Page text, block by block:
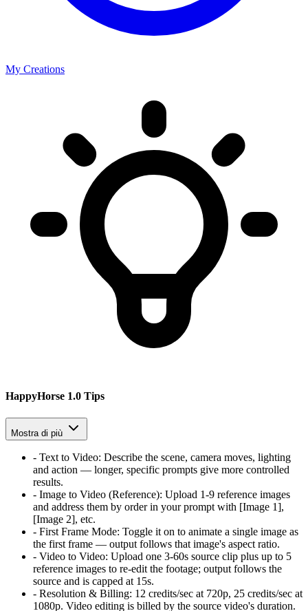
My Creations
HappyHorse 1.0 Tips
Mostra di più
- Text to Video: Describe the scene, camera moves, lighting
and action — longer, specific prompts give more controlled
results.
- Image to Video (Reference): Upload 1-9 reference images
and address them by order in your prompt with [Image 1],
[Image 2], etc.
- First Frame Mode: Toggle it on to animate a single image as
the first frame — output follows that image's aspect ratio.
- Video to Video: Upload one 3-60s source clip plus up to 5
reference images to re-edit the footage; output follows the
source and is capped at 15s.
- Resolution & Billing: 12 credits/sec at 720p, 25 credits/sec at
1080p. Video editing is billed by the source video's duration.